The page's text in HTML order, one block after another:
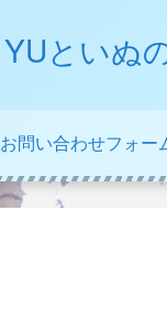
YUといぬ
お問い合わせフォー